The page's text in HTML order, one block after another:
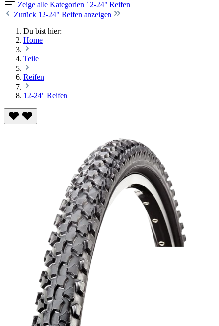
Zeige alle Kategorien 12-24" Reifen
Zurück 12-24" Reifen anzeigen
Du bist hier:
Home
Teile
Reifen
12-24" Reifen